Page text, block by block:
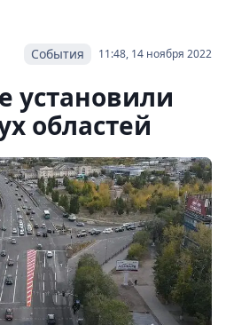
11:48, 14 ноября 2022
События
установили
областей